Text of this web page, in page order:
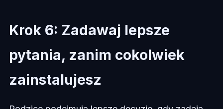
Krok 6: Zadawaj lepsze
pytania, zanim cokolwiek
zainstalujesz